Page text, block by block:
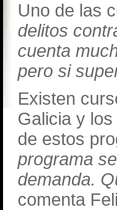
Uno de las
delitos
cuenta
pero si
Existen
Galicia y
de estos
programa
demanda.
comenta